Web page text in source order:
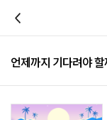
언제까지 기다려야